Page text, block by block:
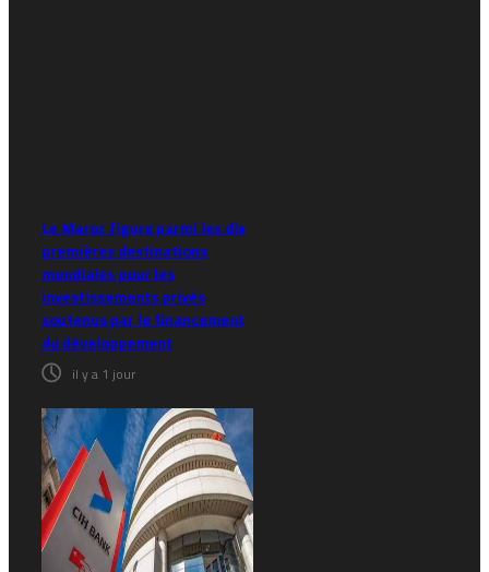
Le Maroc figure parmi les dix
premières destinations
mondiales pour les
investissements privés
soutenus par le financement
du développement
il y a 1 jour